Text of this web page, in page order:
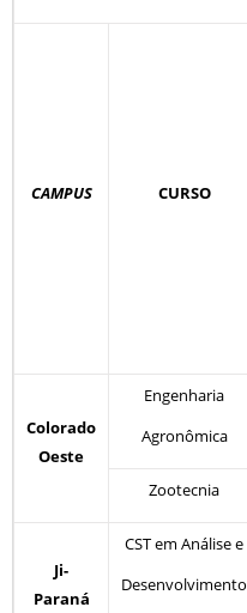
CAMPUS CURSO
Colorado
Oeste
Engenharia
Agronômica
Zootecnia
Ji-
Paraná
CST em Análise e
Desenvolvimento